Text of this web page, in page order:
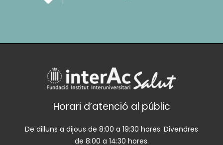
Horari d’atenció al públic
De dilluns a dijous de 8:00 a 19:30 hores. Divendres
de 8:00 a 14:30 hores.